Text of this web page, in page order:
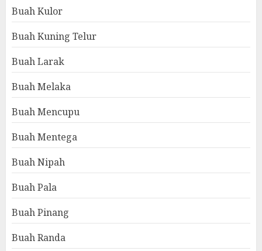
Buah Kulor
Buah Kuning Telur
Buah Larak
Buah Melaka
Buah Mencupu
Buah Mentega
Buah Nipah
Buah Pala
Buah Pinang
Buah Randa